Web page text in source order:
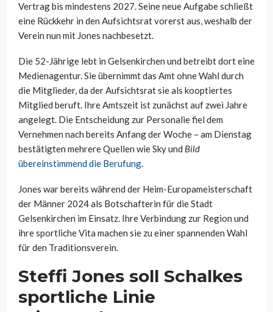
Vertrag bis mindestens 2027. Seine neue Aufgabe schließt
eine Rückkehr in den Aufsichtsrat vorerst aus, weshalb der
Verein nun mit Jones nachbesetzt.
Die 52-Jährige lebt in Gelsenkirchen und betreibt dort eine
Medienagentur. Sie übernimmt das Amt ohne Wahl durch
die Mitglieder, da der Aufsichtsrat sie als kooptiertes
Mitglied beruft. Ihre Amtszeit ist zunächst auf zwei Jahre
angelegt. Die Entscheidung zur Personalie fiel dem
Vernehmen nach bereits Anfang der Woche – am Dienstag
bestätigten mehrere Quellen wie Sky und Bild
übereinstimmend die Berufung.
Jones war bereits während der Heim-Europameisterschaft
der Männer 2024 als Botschafterin für die Stadt
Gelsenkirchen im Einsatz. Ihre Verbindung zur Region und
ihre sportliche Vita machen sie zu einer spannenden Wahl
für den Traditionsverein.
Steffi Jones soll Schalkes
sportliche Linie